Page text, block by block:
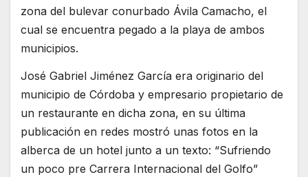
zona del bulevar conurbado Ávila Camacho, el
cual se encuentra pegado a la playa de ambos
municipios.
José Gabriel Jiménez García era originario del
municipio de Córdoba y empresario propietario de
un restaurante en dicha zona, en su última
publicación en redes mostró unas fotos en la
alberca de un hotel junto a un texto: “Sufriendo
un poco pre Carrera Internacional del Golfo”